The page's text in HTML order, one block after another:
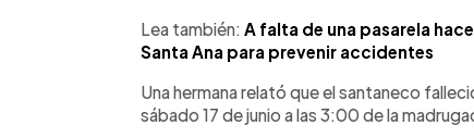
Lea también: A falta de una pasarela
Santa Ana para prevenir accidentes
Una hermana relató que el santaneco
sábado 17 de junio a las 3:00 de la